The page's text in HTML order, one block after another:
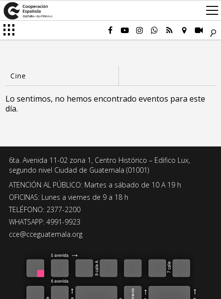
Lo sentimos, no hemos encontrado eventos para este
día.
6ta. Avenida 11-02 zona 1, Centro Histórico – Edifico Lux,
segundo nivel Ciudad de Guatemala (01001)
ATENCIÓN AL PÚBLICO: Martes a sábado de 10 A 19 h
OFICINAS: Lunes a viernes de 9 a 18 h
TELÉFONO: 2377-2200
WHATSAPP: 4991-9923
cce@cceguatemala.org